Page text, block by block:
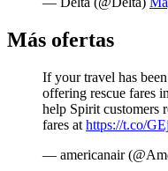
Más ofertas
If your travel has
offering rescue fares
help Spirit customers
fares at https://t.co/
— americanair